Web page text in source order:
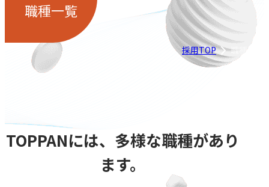
職種一覧
採用TOP 職種一覧
TOPPANには、多様な職種があり
ます。